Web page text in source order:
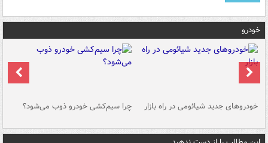
خودرو
خودروهای جدید شیائومی در راه بازار چرا سیم‌کشی خودرو ذوب می‌شود؟